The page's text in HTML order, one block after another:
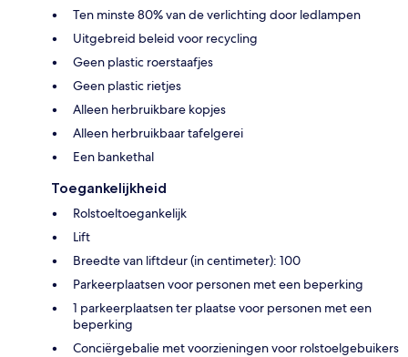
Ten minste 80% van de verlichting door ledlampen
Uitgebreid beleid voor recycling
Geen plastic roerstaafjes
Geen plastic rietjes
Alleen herbruikbare kopjes
Alleen herbruikbaar tafelgerei
Een bankethal
Toegankelijkheid
Rolstoeltoegankelijk
Lift
Breedte van liftdeur (in centimeter): 100
Parkeerplaatsen voor personen met een beperking
1 parkeerplaatsen ter plaatse voor personen met een
beperking
Conciërgebalie met voorzieningen voor rolstoelgebuikers